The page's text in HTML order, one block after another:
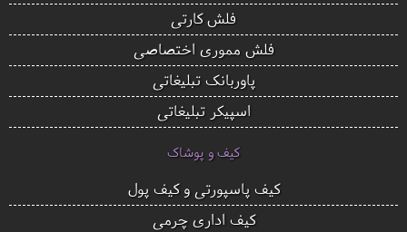
فلش کارتی
فلش مموری اختصاصی
پاوربانک تبلیغاتی
اسپیکر تبلیغاتی
کیف و پوشاک
کیف پاسپورتی و کیف پول
کیف اداری چرمی